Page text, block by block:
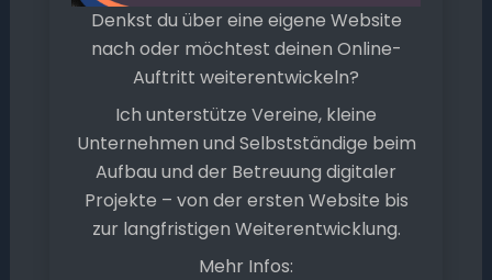
Denkst du über eine eigene Website
nach oder möchtest deinen Online-
Auftritt weiterentwickeln?
Ich unterstütze Vereine, kleine
Unternehmen und Selbstständige beim
Aufbau und der Betreuung digitaler
Projekte – von der ersten Website bis
zur langfristigen Weiterentwicklung.
Mehr Infos: